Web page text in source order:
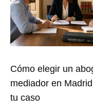
Cómo elegir un
mediador en
tu caso